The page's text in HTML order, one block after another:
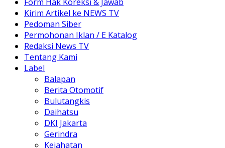
Kirim Artikel ke NEWS TV
Pedoman Siber
Permohonan Iklan / E Katalog
Redaksi News TV
Tentang Kami
Label
Balapan
Berita Otomotif
Bulutangkis
Daihatsu
DKI Jakarta
Gerindra
Kejahatan